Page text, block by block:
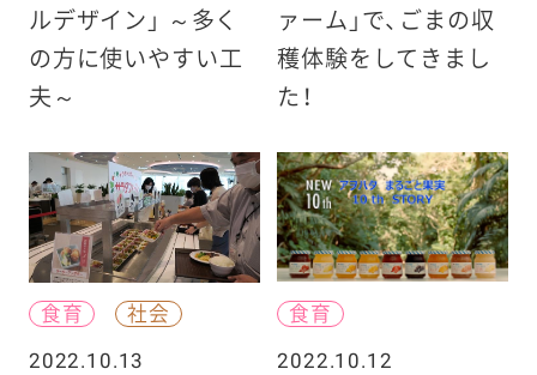
ルデザイン」 ～多く
の方に使いやすい工
夫～
ァーム」で、ごまの収
穫体験をしてきまし
た！
食育
社会
2022.10.13
食育
2022.10.12